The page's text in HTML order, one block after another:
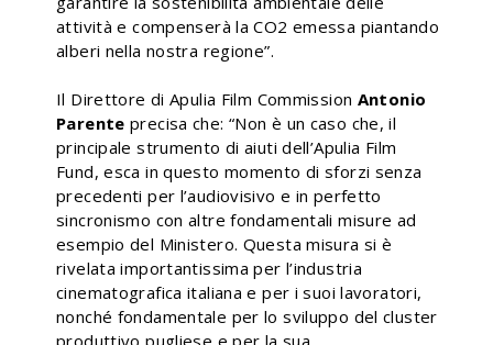
attività e compenserà la CO2 emessa piantando
alberi nella nostra regione”.
Il Direttore di Apulia Film Commission Antonio
Parente precisa che: “Non è un caso che, il
principale strumento di aiuti dell’Apulia Film
Fund, esca in questo momento di sforzi senza
precedenti per l’audiovisivo e in perfetto
sincronismo con altre fondamentali misure ad
esempio del Ministero. Questa misura si è
rivelata importantissima per l’industria
cinematografica italiana e per i suoi lavoratori,
nonché fondamentale per lo sviluppo del cluster
produttivo pugliese e per la sua